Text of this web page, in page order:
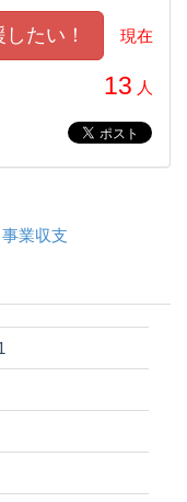
現在
13 人
事業収支